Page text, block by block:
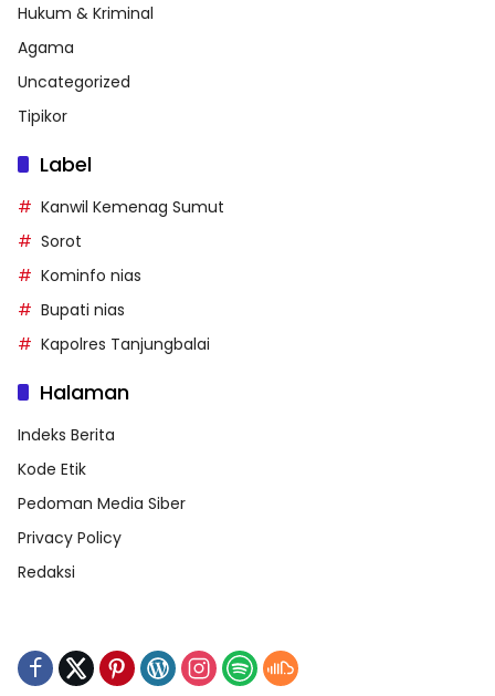
Hukum & Kriminal
Agama
Uncategorized
Tipikor
Label
Kanwil Kemenag Sumut
Sorot
Kominfo nias
Bupati nias
Kapolres Tanjungbalai
Halaman
Indeks Berita
Kode Etik
Pedoman Media Siber
Privacy Policy
Redaksi